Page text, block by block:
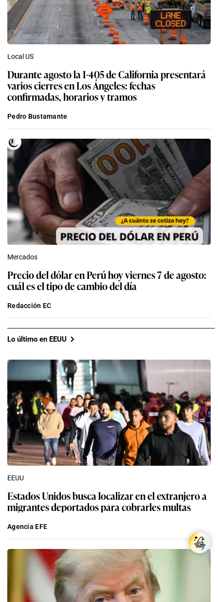
Local US
Durante agosto la I-405 de California presentará
varios cierres en Los Ángeles: fechas
confirmadas, horarios y tramos
Pedro Bustamante
Mercados
Precio del dólar en Perú hoy viernes 7 de agosto:
cuál es el tipo de cambio del día
Redacción EC
Lo último en EEUU
EEUU
Estados Unidos busca localizar en el extranjero a
migrantes deportados para cobrarles multas
Agencia EFE